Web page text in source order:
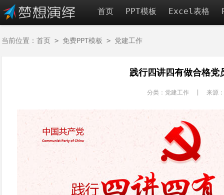
首页 PPT模板 Excel表格
当前位置： 首页> 免费PPT模板 > 党建工作
践行四讲四有做合格党
分类：党建工作 | 来源